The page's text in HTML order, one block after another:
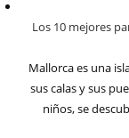
Los 10 mejores
Mallorca es una
sus calas y sus
niños, se